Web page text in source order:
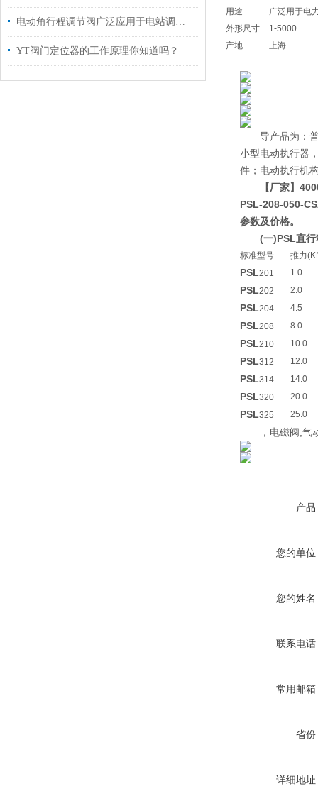
电动角行程调节阀广泛应用于电站调节系统中使用
YT阀门定位器的工作原理你知道吗？
用途
广泛用于电
外形尺寸
1-5000
产地
上海
导产品为：普
小型电动执行器
件；电动执行机
【厂家】
PSL-208-050-
参数及价格。
(一)PSL直
标准型号 推力
PSL201 1.0
PSL202 2.0
PSL204 4.5
PSL208 8.0
PSL210 10.0
PSL312 12.0
PSL314 14.0
PSL320 20.0
PSL325 25.0
，电磁阀,气动
产品
您的单位
您的姓名
联系电话
常用邮箱
省份
详细地址